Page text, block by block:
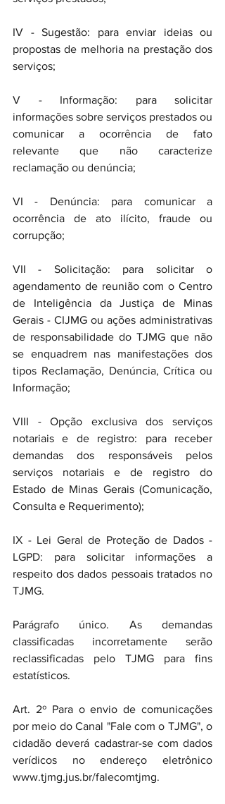
IV - Sugestão: para enviar ideias ou
propostas de melhoria na prestação dos
serviços;
V - Informação: para solicitar
informações sobre serviços prestados ou
comunicar a ocorrência de fato
relevante que não caracterize
reclamação ou denúncia;
VI - Denúncia: para comunicar a
ocorrência de ato ilícito, fraude ou
corrupção;
VII - Solicitação: para solicitar o
agendamento de reunião com o Centro
de Inteligência da Justiça de Minas
Gerais - CIJMG ou ações administrativas
de responsabilidade do TJMG que não
se enquadrem nas manifestações dos
tipos Reclamação, Denúncia, Crítica ou
Informação;
VIII - Opção exclusiva dos serviços
notariais e de registro: para receber
demandas dos responsáveis pelos
serviços notariais e de registro do
Estado de Minas Gerais (Comunicação,
Consulta e Requerimento);
IX - Lei Geral de Proteção de Dados -
LGPD: para solicitar informações a
respeito dos dados pessoais tratados no
TJMG.
Parágrafo único. As demandas
classificadas incorretamente serão
reclassificadas pelo TJMG para fins
estatísticos.
Art. 2º Para o envio de comunicações
por meio do Canal "Fale com o TJMG", o
cidadão deverá cadastrar-se com dados
verídicos no endereço eletrônico
www.tjmg.jus.br/falecomtjmg.